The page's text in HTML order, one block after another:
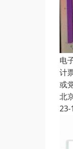
电
计
或
北
23-